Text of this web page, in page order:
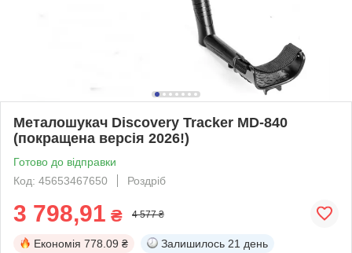
Металошукач Discovery Tracker MD-840
(покращена версія 2026!)
Готово до відправки
Код: 45653467650
Роздріб
3 798,91 ₴ 4 577 ₴
Економія 778.09 ₴ Залишилось 21 день